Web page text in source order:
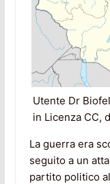
Utente Dr
in Licenza CC,
La guerra era
seguito a un
partito politico